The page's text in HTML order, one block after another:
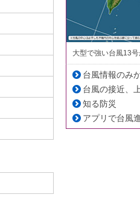
大型で強い台風13
台風情報のみ
台風の接近、
知る防災
アプリで台風